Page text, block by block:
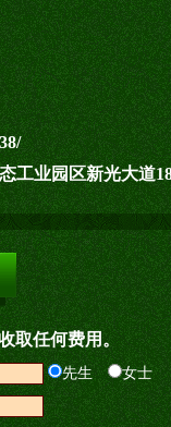
工业园区新光大道
取任何费用。
先生 女士